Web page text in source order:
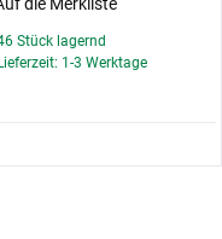
die Merkliste
Stück lagernd
Lieferzeit: 1-3 Werktage